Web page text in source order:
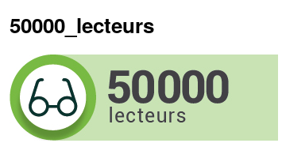
50000_lecteurs